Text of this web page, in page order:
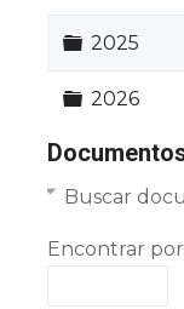
Carpeta
2025
Carpeta
2026
Buscar
Encontrar